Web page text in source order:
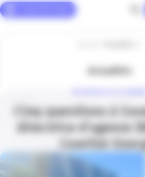
Actualités
Cinq questions à
directrice d’agence
Courtier
Panneau de gestion des cookies